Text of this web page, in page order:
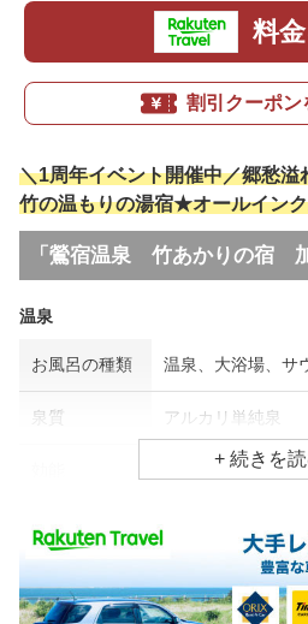
料
割引クーポン
＼1周年イベント開催中／郷愁溢
竹の温もりの湯宿★オールイン
「鶯宿温泉 竹あかりの宿
温泉
お風呂の種類 温泉、大浴場、サ
泉質 アルカリ単純泉
関節痛、筋肉痛、
食事場所
朝食 レストラン(バイキ